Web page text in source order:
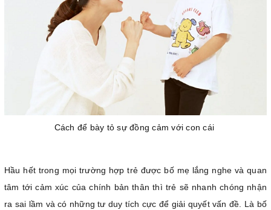
Cách để bày tỏ sự đồng cảm với con cái
Hầu hết trong mọi trường hợp trẻ được bố mẹ lắng nghe và quan
tâm tới cảm xúc của chính bản thân thì trẻ sẽ nhanh chóng nhận
ra sai lầm và có những tư duy tích cực để giải quyết vấn đề. Là bố